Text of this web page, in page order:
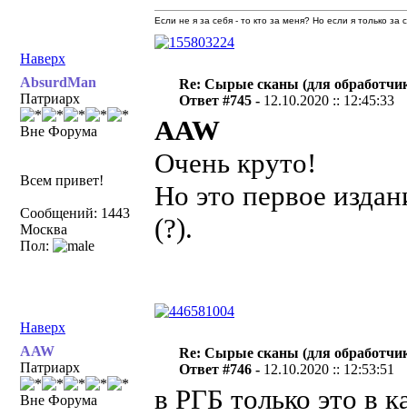
Наверх
Если не я за себя - то кто за меня? Но если я только
AbsurdMan
Патриарх
Вне Форума
Всем привет!
Сообщений: 1443
Москва
Пол:
Re: Сырые сканы (для
Ответ #745 - 12.10.2020 :: 12:45:33
AAW
Очень круто!
Но это первое
(?).
Наверх
AAW
Патриарх
Вне Форума
Re: Сырые сканы (для
Ответ #746 - 12.10.2020 :: 12:53:51
в РГБ только это в